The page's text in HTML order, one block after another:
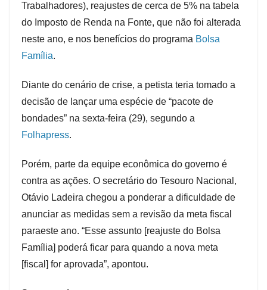
Trabalhadores), reajustes de cerca de 5% na tabela
do Imposto de Renda na Fonte, que não foi alterada
neste ano, e nos benefícios do programa Bolsa
Família.
Diante do cenário de crise, a petista teria tomado a
decisão de lançar uma espécie de “pacote de
bondades” na sexta-feira (29), segundo a
Folhapress.
Porém, parte da equipe econômica do governo é
contra as ações. O secretário do Tesouro Nacional,
Otávio Ladeira chegou a ponderar a dificuldade de
anunciar as medidas sem a revisão da meta fiscal
paraeste ano. “Esse assunto [reajuste do Bolsa
Família] poderá ficar para quando a nova meta
[fiscal] for aprovada”, apontou.